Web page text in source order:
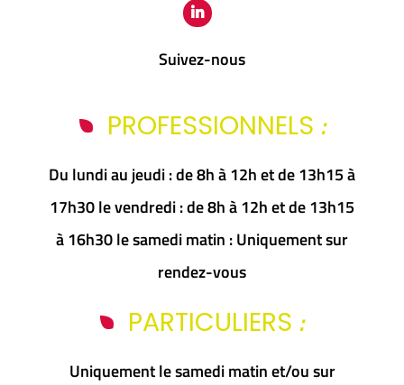
Suivez-nous
PROFESSIONNELS :
Du lundi au jeudi : de 8h à 12h et de 13h15 à
17h30 le vendredi : de 8h à 12h et de 13h15
à 16h30 le samedi matin : Uniquement sur
rendez-vous
PARTICULIERS :
Uniquement le samedi matin et/ou sur